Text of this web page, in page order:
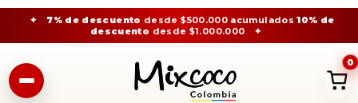
✦ 7% de descuento desde $500.000 acumulados10% de
descuento desde $1.000.000 ✦
0